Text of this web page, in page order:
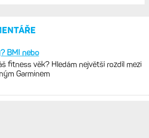
zátěže: Hodnotí, zda je váš
produktivní a jestli se nachází
oblastech